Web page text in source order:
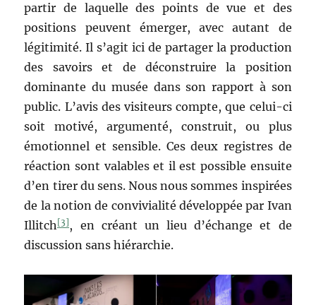
partir de laquelle des points de vue et des
positions peuvent émerger, avec autant de
légitimité. Il s’agit ici de partager la production
des savoirs et de déconstruire la position
dominante du musée dans son rapport à son
public. L’avis des visiteurs compte, que celui-ci
soit motivé, argumenté, construit, ou plus
émotionnel et sensible. Ces deux registres de
réaction sont valables et il est possible ensuite
d’en tirer du sens. Nous nous sommes inspirées
de la notion de convivialité développée par Ivan
Illitch[3], en créant un lieu d’échange et de
discussion sans hiérarchie.